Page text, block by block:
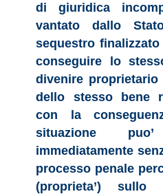
di giuridica
vantato dallo
sequestro
conseguire lo
divenire
dello stesso bene
con la
situazione
immediatamente
processo penale
(proprieta’)